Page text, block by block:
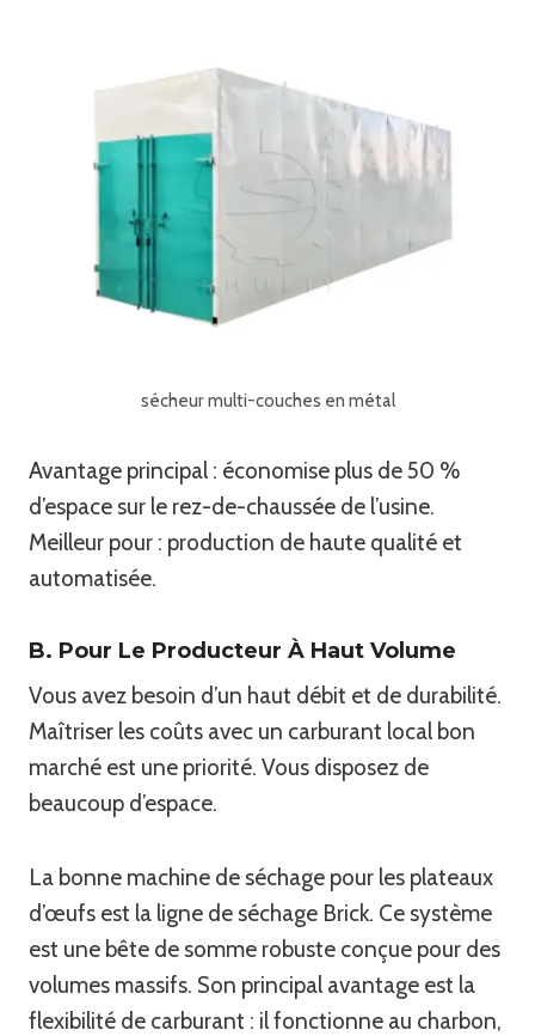
sécheur multi-couches en métal
Avantage principal : économise plus de 50 %
d’espace sur le rez-de-chaussée de l’usine.
Meilleur pour : production de haute qualité et
automatisée.
B. Pour Le Producteur À Haut Volume
Vous avez besoin d’un haut débit et de durabilité.
Maîtriser les coûts avec un carburant local bon
marché est une priorité. Vous disposez de
beaucoup d’espace.
La bonne machine de séchage pour les plateaux
d’œufs est la ligne de séchage Brick. Ce système
est une bête de somme robuste conçue pour des
volumes massifs. Son principal avantage est la
flexibilité de carburant : il fonctionne au charbon,